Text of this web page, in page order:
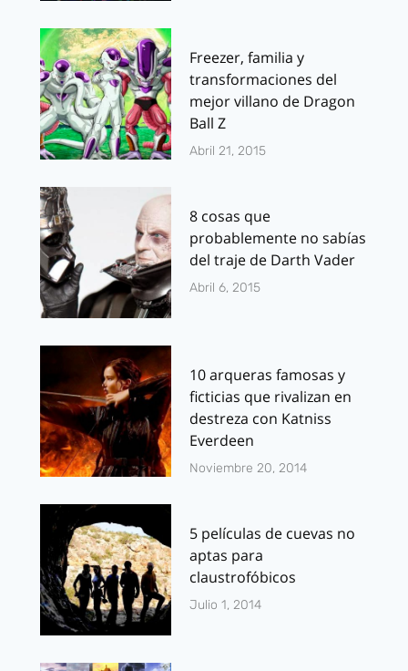
Freezer, familia y
transformaciones del
mejor villano de Dragon
Ball Z
Abril 21, 2015
8 cosas que
probablemente no sabías
del traje de Darth Vader
Abril 6, 2015
10 arqueras famosas y
ficticias que rivalizan en
destreza con Katniss
Everdeen
Noviembre 20, 2014
5 películas de cuevas no
aptas para
claustrofóbicos
Julio 1, 2014